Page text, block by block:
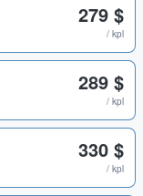
279 $
/ kpl
289 $
/ kpl
330 $
/ kpl